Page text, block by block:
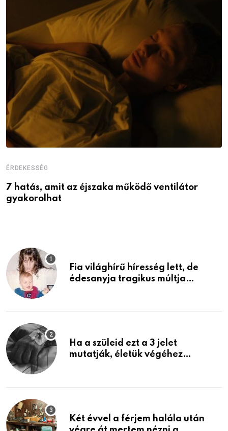
ÉRDEKESSÉG
7 hatás, amit az éjszaka működő ventilátor
gyakorolhat
Fia világhírű híresség lett, de
édesanyja tragikus múltja
Ha a szüleid ezt a 3 jelet
mutatják, életük végéhez
Két évvel a férjem halála után